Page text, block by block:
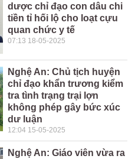
dược chỉ đạo con dâu chi
tiền tỉ hối lộ cho loạt cựu
quan chức y tế
07:13 18-05-2025
Nghệ An: Chủ tịch huyện
chỉ đạo khẩn trương kiểm
tra tình trạng trại lợn
không phép gây bức xúc
dư luận
12:04 15-05-2025
Nghệ An: Giáo viên vừa ra